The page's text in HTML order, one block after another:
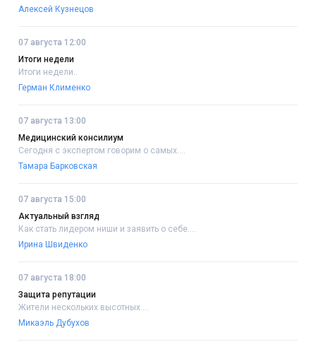
Алексей Кузнецов
07 августа 12:00
Итоги недели
Итоги недели..
Герман Клименко
07 августа 13:00
Медицинский консилиум
Сегодня с экспертом говорим о самых....
Тамара Барковская
07 августа 15:00
Актуальный взгляд
Как стать лидером ниши и заявить о себе....
Ирина Швиденко
07 августа 18:00
Защита репутации
Жители нескольких высотных....
Микаэль Дубухов